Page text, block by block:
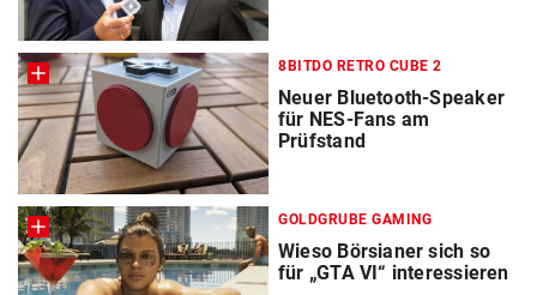
8BITDO RETRO CUBE 2
Neuer Bluetooth-Speaker
für NES-Fans am
Prüfstand
GOLDGRUBE GAMING
Wieso Börsianer sich so
für „GTA VI“ interessieren